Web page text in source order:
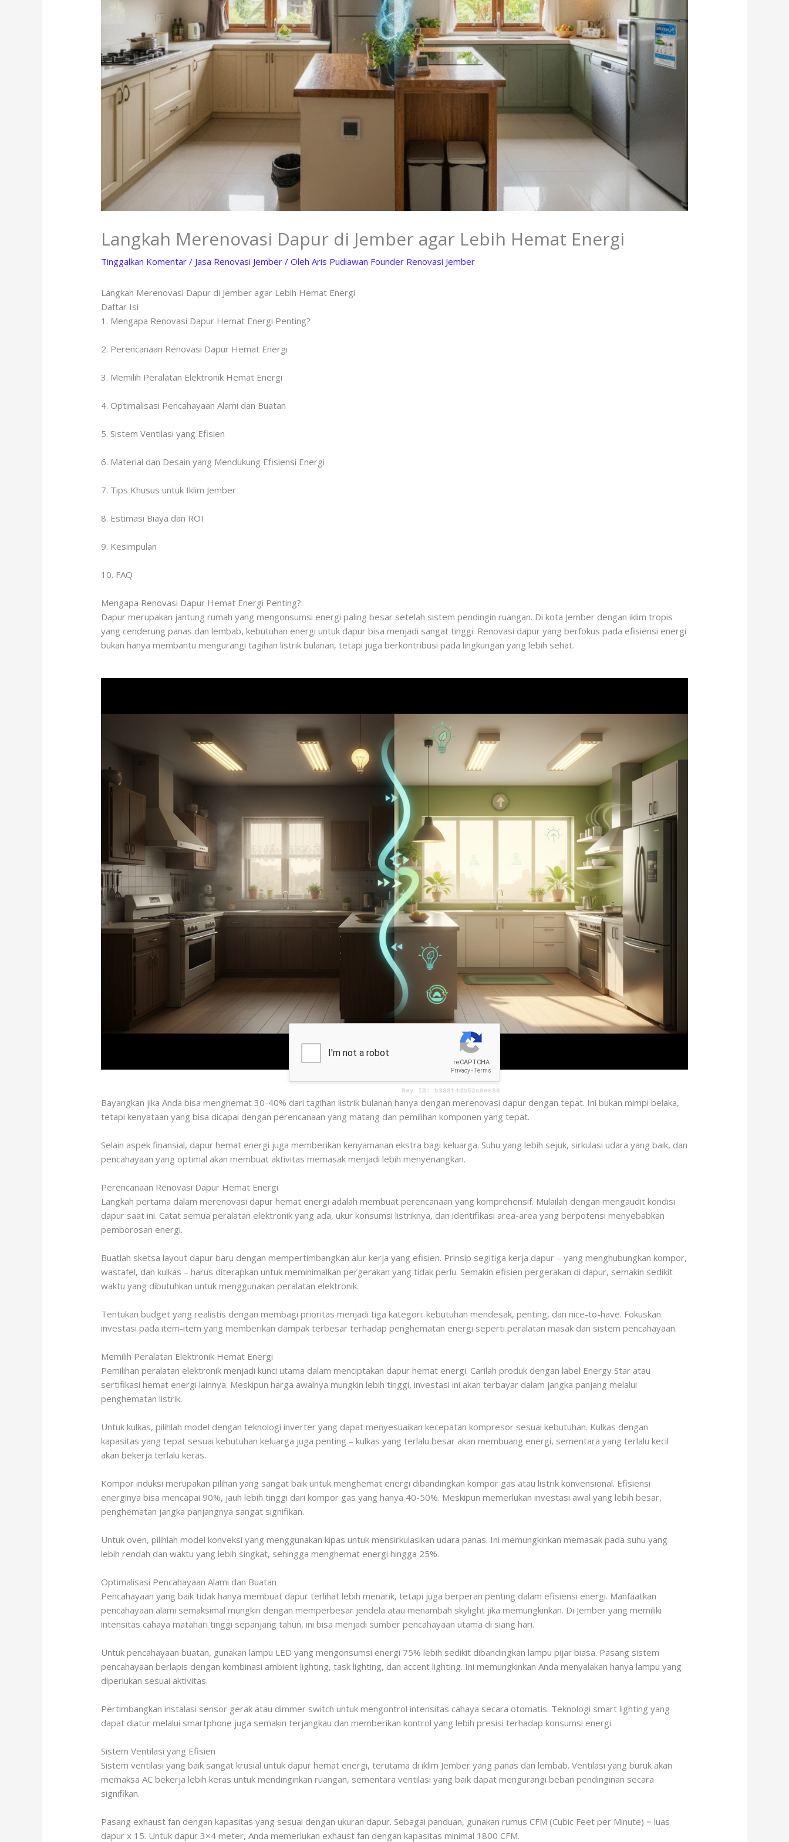
Langkah Merenovasi Dapur di Jember agar Lebih Hemat Energi
Tinggalkan Komentar / Jasa Renovasi Jember / OlehAris Pudiawan Founder Renovasi Jember
Langkah Merenovasi Dapur di Jember agar Lebih Hemat Energi
Daftar Isi
1. Mengapa Renovasi Dapur Hemat Energi Penting?
2. Perencanaan Renovasi Dapur Hemat Energi
3. Memilih Peralatan Elektronik Hemat Energi
4. Optimalisasi Pencahayaan Alami dan Buatan
5. Sistem Ventilasi yang Efisien
6. Material dan Desain yang Mendukung Efisiensi Energi
7. Tips Khusus untuk Iklim Jember
8. Estimasi Biaya dan ROI
9. Kesimpulan
10. FAQ
Mengapa Renovasi Dapur Hemat Energi Penting?
Dapur merupakan jantung rumah yang mengonsumsi energi paling besar setelah sistem pendingin ruangan. Di kota Jember dengan iklim tropis
yang cenderung panas dan lembab, kebutuhan energi untuk dapur bisa menjadi sangat tinggi. Renovasi dapur yang berfokus pada efisiensi energi
bukan hanya membantu mengurangi tagihan listrik bulanan, tetapi juga berkontribusi pada lingkungan yang lebih sehat.
Bayangkan jika Anda bisa menghemat 30-40% dari tagihan listrik bulanan hanya dengan merenovasi dapur dengan tepat. Ini bukan mimpi belaka,
tetapi kenyataan yang bisa dicapai dengan perencanaan yang matang dan pemilihan komponen yang tepat.
Selain aspek finansial, dapur hemat energi juga memberikan kenyamanan ekstra bagi keluarga. Suhu yang lebih sejuk, sirkulasi udara yang baik, dan
pencahayaan yang optimal akan membuat aktivitas memasak menjadi lebih menyenangkan.
Perencanaan Renovasi Dapur Hemat Energi
Langkah pertama dalam merenovasi dapur hemat energi adalah membuat perencanaan yang komprehensif. Mulailah dengan mengaudit kondisi
dapur saat ini. Catat semua peralatan elektronik yang ada, ukur konsumsi listriknya, dan identifikasi area-area yang berpotensi menyebabkan
pemborosan energi.
Buatlah sketsa layout dapur baru dengan mempertimbangkan alur kerja yang efisien. Prinsip segitiga kerja dapur – yang menghubungkan kompor,
wastafel, dan kulkas – harus diterapkan untuk meminimalkan pergerakan yang tidak perlu. Semakin efisien pergerakan di dapur, semakin sedikit
waktu yang dibutuhkan untuk menggunakan peralatan elektronik.
Tentukan budget yang realistis dengan membagi prioritas menjadi tiga kategori: kebutuhan mendesak, penting, dan nice-to-have. Fokuskan
investasi pada item-item yang memberikan dampak terbesar terhadap penghematan energi seperti peralatan masak dan sistem pencahayaan.
Memilih Peralatan Elektronik Hemat Energi
Pemilihan peralatan elektronik menjadi kunci utama dalam menciptakan dapur hemat energi. Carilah produk dengan label Energy Star atau
sertifikasi hemat energi lainnya. Meskipun harga awalnya mungkin lebih tinggi, investasi ini akan terbayar dalam jangka panjang melalui
penghematan listrik.
Untuk kulkas, pilihlah model dengan teknologi inverter yang dapat menyesuaikan kecepatan kompresor sesuai kebutuhan. Kulkas dengan
kapasitas yang tepat sesuai kebutuhan keluarga juga penting – kulkas yang terlalu besar akan membuang energi, sementara yang terlalu kecil
akan bekerja terlalu keras.
Kompor induksi merupakan pilihan yang sangat baik untuk menghemat energi dibandingkan kompor gas atau listrik konvensional. Efisiensi
energinya bisa mencapai 90%, jauh lebih tinggi dari kompor gas yang hanya 40-50%. Meskipun memerlukan investasi awal yang lebih besar,
penghematan jangka panjangnya sangat signifikan.
Untuk oven, pilihlah model konveksi yang menggunakan kipas untuk mensirkulasikan udara panas. Ini memungkinkan memasak pada suhu yang
lebih rendah dan waktu yang lebih singkat, sehingga menghemat energi hingga 25%.
Optimalisasi Pencahayaan Alami dan Buatan
Pencahayaan yang baik tidak hanya membuat dapur terlihat lebih menarik, tetapi juga berperan penting dalam efisiensi energi. Manfaatkan
pencahayaan alami semaksimal mungkin dengan memperbesar jendela atau menambah skylight jika memungkinkan. Di Jember yang memiliki
intensitas cahaya matahari tinggi sepanjang tahun, ini bisa menjadi sumber pencahayaan utama di siang hari.
Untuk pencahayaan buatan, gunakan lampu LED yang mengonsumsi energi 75% lebih sedikit dibandingkan lampu pijar biasa. Pasang sistem
pencahayaan berlapis dengan kombinasi ambient lighting, task lighting, dan accent lighting. Ini memungkinkan Anda menyalakan hanya lampu yang
diperlukan sesuai aktivitas.
Pertimbangkan instalasi sensor gerak atau dimmer switch untuk mengontrol intensitas cahaya secara otomatis. Teknologi smart lighting yang
dapat diatur melalui smartphone juga semakin terjangkau dan memberikan kontrol yang lebih presisi terhadap konsumsi energi.
Sistem Ventilasi yang Efisien
Sistem ventilasi yang baik sangat krusial untuk dapur hemat energi, terutama di iklim Jember yang panas dan lembab. Ventilasi yang buruk akan
memaksa AC bekerja lebih keras untuk mendinginkan ruangan, sementara ventilasi yang baik dapat mengurangi beban pendinginan secara
signifikan.
Pasang exhaust fan dengan kapasitas yang sesuai dengan ukuran dapur. Sebagai panduan, gunakan rumus CFM (Cubic Feet per Minute) = luas
dapur x 15. Untuk dapur 3×4 meter, Anda memerlukan exhaust fan dengan kapasitas minimal 1800 CFM.